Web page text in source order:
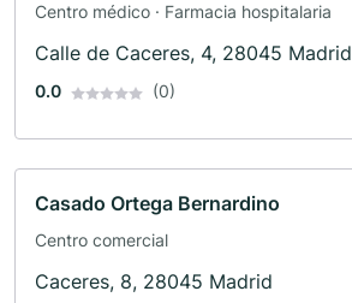
Centro médico · Farmacia hospitalaria
Calle de Caceres, 4, 28045 Madrid
0.0 (0)
Casado Ortega Bernardino
Centro comercial
Caceres, 8, 28045 Madrid